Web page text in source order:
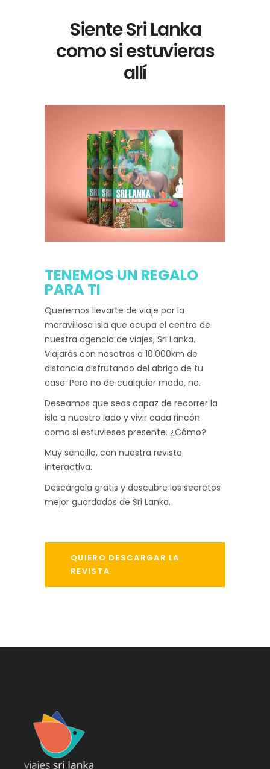
Siente Sri Lanka
como si estuvieras
allí
TENEMOS UN REGALO
PARA TI
Queremos llevarte de viaje por la
maravillosa isla que ocupa el centro de
nuestra agencia de viajes, Sri Lanka.
Viajarás con nosotros a 10.000km de
distancia disfrutando del abrigo de tu
casa. Pero no de cualquier modo, no.
Deseamos que seas capaz de recorrer la
isla a nuestro lado y vivir cada rincón
como si estuvieses presente. ¿Cómo?
Muy sencillo, con nuestra revista
interactiva.
Descárgala gratis y descubre los secretos
mejor guardados de Sri Lanka.
QUIERO DESCARGAR LA
REVISTA